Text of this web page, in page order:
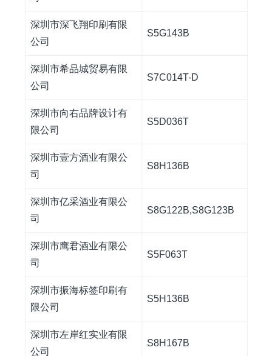
深圳市深飞翔印刷有限
公司
S5G143B
深圳市希品城贸易有限
公司
S7C014T-D
深圳市向右品牌设计有
限公司
S5D036T
深圳市壹方酒业有限公
司
S8H136B
深圳市亿采酒业有限公
司
S8G122B,S8G123B
深圳市鹰君酒业有限公
司
S5F063T
深圳市振海标签印刷有
限公司
S5H136B
深圳市左岸红实业有限
公司
S8H167B